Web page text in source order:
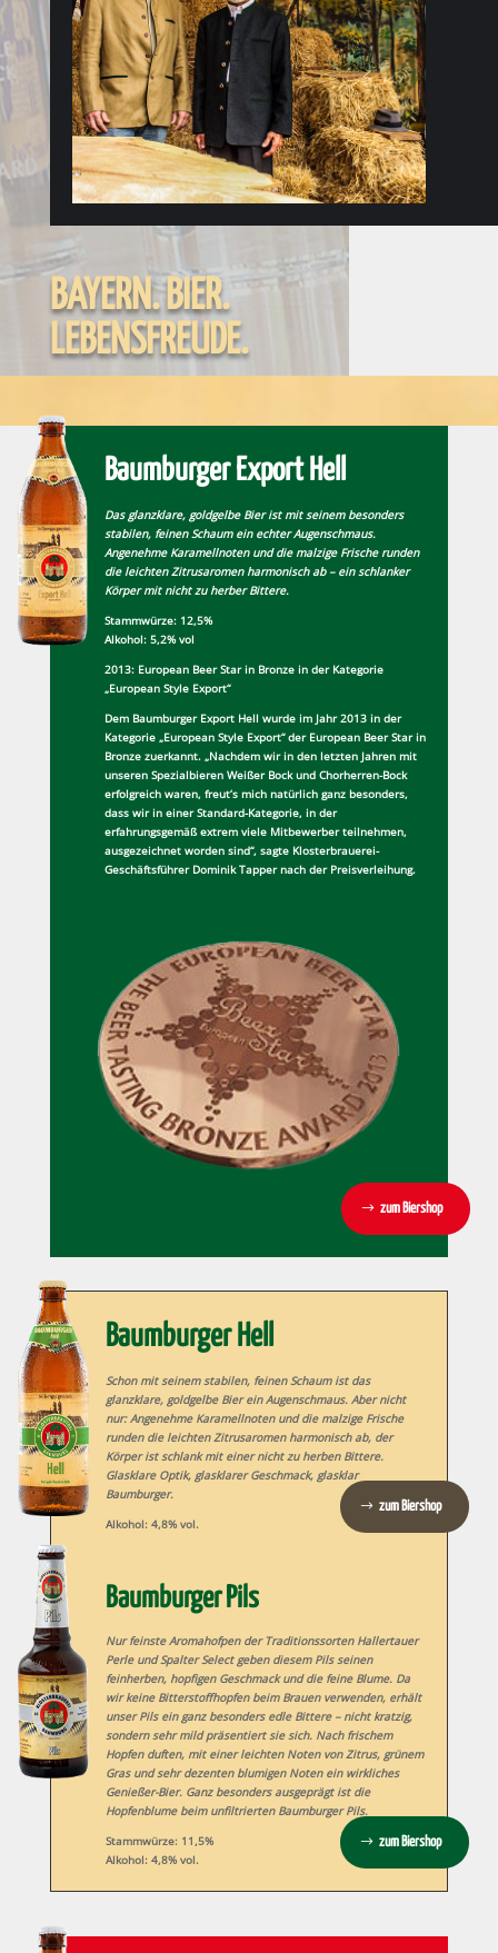
BAYERN. BIER.
LEBENSFREUDE.
Baumburger Export Hell
Das glanzklare, goldgelbe Bier ist mit seinem besonders
stabilen, feinen Schaum ein echter Augenschmaus.
Angenehme Karamellnoten und die malzige Frische runden
die leichten Zitrusaromen harmonisch ab – ein schlanker
Körper mit nicht zu herber Bittere.
Stammwürze: 12,5%
Alkohol: 5,2% vol
2013: European Beer Star in Bronze in der Kategorie
„European Style Export“
Dem Baumburger Export Hell wurde im Jahr 2013 in der
Kategorie „European Style Export“ der European Beer Star in
Bronze zuerkannt. „Nachdem wir in den letzten Jahren mit
unseren Spezialbieren Weißer Bock und Chorherren-Bock
erfolgreich waren, freut‘s mich natürlich ganz besonders,
dass wir in einer Standard-Kategorie, in der
erfahrungsgemäß extrem viele Mitbewerber teilnehmen,
ausgezeichnet worden sind“, sagte Klosterbrauerei-
Geschäftsführer Dominik Tapper nach der Preisverleihung.
zum Biershop
Baumburger Hell
Schon mit seinem stabilen, feinen Schaum ist das
glanzklare, goldgelbe Bier ein Augenschmaus. Aber nicht
nur: Angenehme Karamellnoten und die malzige Frische
runden die leichten Zitrusaromen harmonisch ab, der
Körper ist schlank mit einer nicht zu herben Bittere.
Glasklare Optik, glasklarer Geschmack, glasklar
Baumburger.
Alkohol: 4,8% vol.
zum Biershop
Baumburger Pils
Nur feinste Aromahofpen der Traditionssorten Hallertauer
Perle und Spalter Select geben diesem Pils seinen
feinherben, hopfigen Geschmack und die feine Blume. Da
wir keine Bitterstoffhopfen beim Brauen verwenden, erhält
unser Pils ein ganz besonders edle Bittere – nicht kratzig,
sondern sehr mild präsentiert sie sich. Nach frischem
Hopfen duften, mit einer leichten Noten von Zitrus, grünem
Gras und sehr dezenten blumigen Noten ein wirkliches
Genießer-Bier. Ganz besonders ausgeprägt ist die
Hopfenblume beim unfiltrierten Baumburger Pils.
Stammwürze: 11,5%
Alkohol: 4,8% vol.
zum Biershop